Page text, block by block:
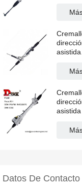
asistida
volante
asistida
para
Datos De Contacto